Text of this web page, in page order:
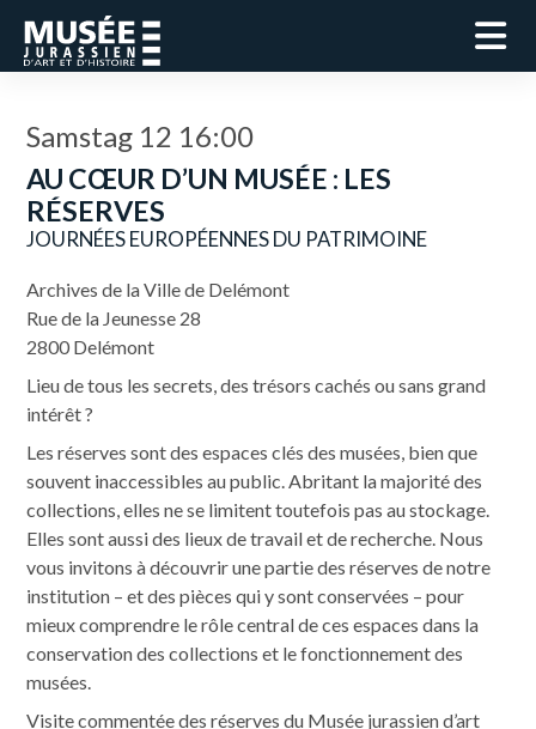
Samstag 12 16:00
AU CŒUR D’UN MUSÉE : LES
RÉSERVES
JOURNÉES EUROPÉENNES DU PATRIMOINE
Archives de la Ville de Delémont
Rue de la Jeunesse 28
2800 Delémont
Lieu de tous les secrets, des trésors cachés ou sans grand
intérêt ?
Les réserves sont des espaces clés des musées, bien que
souvent inaccessibles au public. Abritant la majorité des
collections, elles ne se limitent toutefois pas au stockage.
Elles sont aussi des lieux de travail et de recherche. Nous
vous invitons à découvrir une partie des réserves de notre
institution – et des pièces qui y sont conservées – pour
mieux comprendre le rôle central de ces espaces dans la
conservation des collections et le fonctionnement des
musées.
Visite commentée des réserves du Musée jurassien d’art